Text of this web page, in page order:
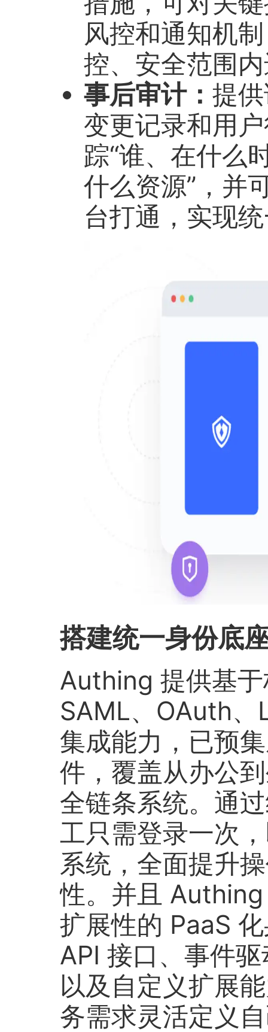
风控和通知机
控、安全范围
事后审计： 提
变更记录和用
踪“谁、在什么
什么资源”，并
台打通，实现
搭建统一身份底
Authing 提供基
SAML、OAuth、
集成能力，已预
件，覆盖从办公
全链条系统。通
工只需登录一次
系统，全面提升
性。并且
扩展性的 PaaS
API 接口、事件
以及自定义扩展
务需求灵活定义